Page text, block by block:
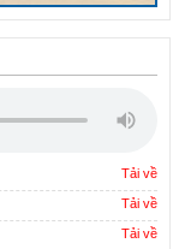
Tải về
Tải về
Tải về